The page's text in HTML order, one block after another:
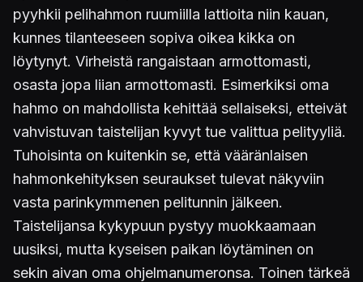
pyyhkii pelihahmon ruumiilla lattioita niin kauan,
kunnes tilanteeseen sopiva oikea kikka on
löytynyt. Virheistä rangaistaan armottomasti,
osasta jopa liian armottomasti. Esimerkiksi oma
hahmo on mahdollista kehittää sellaiseksi, etteivät
vahvistuvan taistelijan kyvyt tue valittua pelityyliä.
Tuhoisinta on kuitenkin se, että vääränlaisen
hahmonkehityksen seuraukset tulevat näkyviin
vasta parinkymmenen pelitunnin jälkeen.
Taistelijansa kykypuun pystyy muokkaamaan
uusiksi, mutta kyseisen paikan löytäminen on
sekin aivan oma ohjelmanumeronsa. Toinen tärkeä